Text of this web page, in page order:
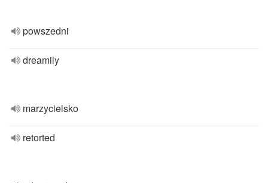
powszedni
dreamily
marzycielsko
retorted